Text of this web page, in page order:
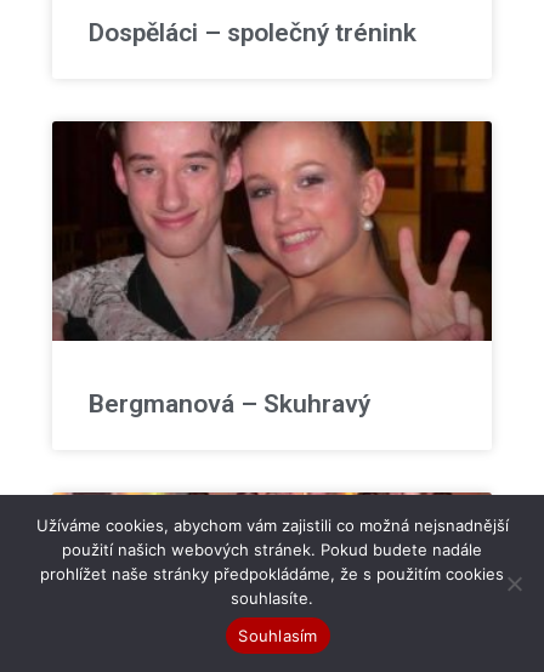
Dospěláci – společný trénink
Bergmanová – Skuhravý
Užíváme cookies, abychom vám zajistili co možná nejsnadnější
použití našich webových stránek. Pokud budete nadále
prohlížet naše stránky předpokládáme, že s použitím cookies
souhlasíte.
Souhlasím